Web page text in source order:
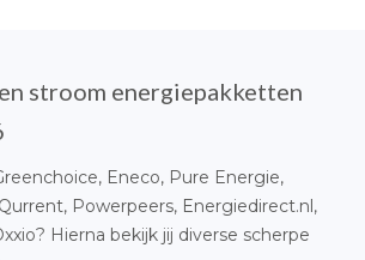
stroom energiepakketten
Eneco, Pure Energie,
Powerpeers, Energiedirect.nl,
Hierna bekijk jij diverse scherpe